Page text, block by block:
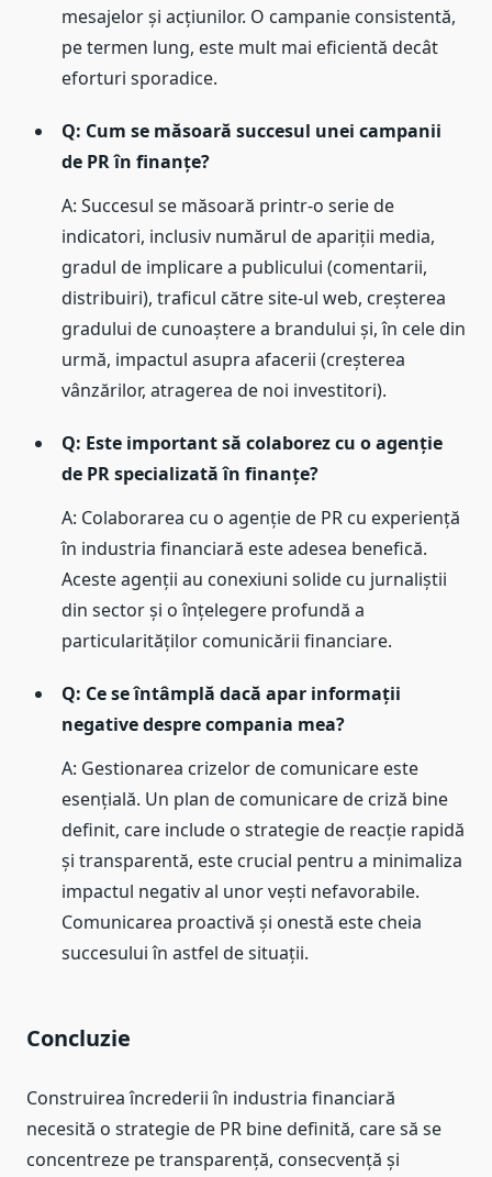
mesajelor și acțiunilor. O campanie consistentă,
pe termen lung, este mult mai eficientă decât
eforturi sporadice.
Q: Cum se măsoară succesul unei campanii
de PR în finanțe?
A: Succesul se măsoară printr-o serie de
indicatori, inclusiv numărul de apariții media,
gradul de implicare a publicului (comentarii,
distribuiri), traficul către site-ul web, creșterea
gradului de cunoaștere a brandului și, în cele din
urmă, impactul asupra afacerii (creșterea
vânzărilor, atragerea de noi investitori).
Q: Este important să colaborez cu o agenție
de PR specializată în finanțe?
A: Colaborarea cu o agenție de PR cu experiență
în industria financiară este adesea benefică.
Aceste agenții au conexiuni solide cu jurnaliștii
din sector și o înțelegere profundă a
particularităților comunicării financiare.
Q: Ce se întâmplă dacă apar informații
negative despre compania mea?
A: Gestionarea crizelor de comunicare este
esențială. Un plan de comunicare de criză bine
definit, care include o strategie de reacție rapidă
și transparentă, este crucial pentru a minimaliza
impactul negativ al unor vești nefavorabile.
Comunicarea proactivă și onestă este cheia
succesului în astfel de situații.
Concluzie
Construirea încrederii în industria financiară
necesită o strategie de PR bine definită, care să se
concentreze pe transparență, consecvență și